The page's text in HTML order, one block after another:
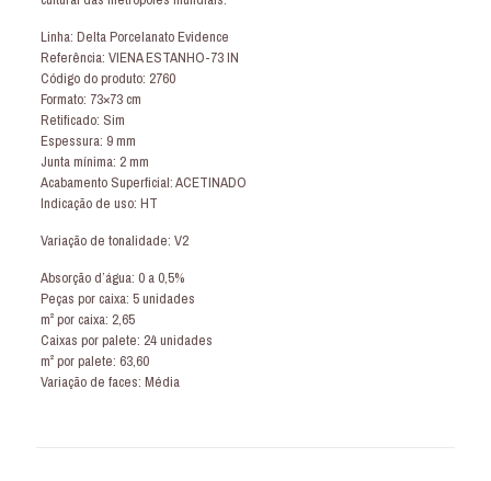
Linha: Delta Porcelanato Evidence
Referência: VIENA ESTANHO-73 IN
Código do produto: 2760
Formato: 73×73 cm
Retificado: Sim
Espessura: 9 mm
Junta mínima: 2 mm
Acabamento Superficial: ACETINADO
Indicação de uso: HT
Variação de tonalidade: V2
Absorção d’água: 0 a 0,5%
Peças por caixa: 5 unidades
m² por caixa: 2,65
Caixas por palete: 24 unidades
m² por palete: 63,60
Variação de faces: Média